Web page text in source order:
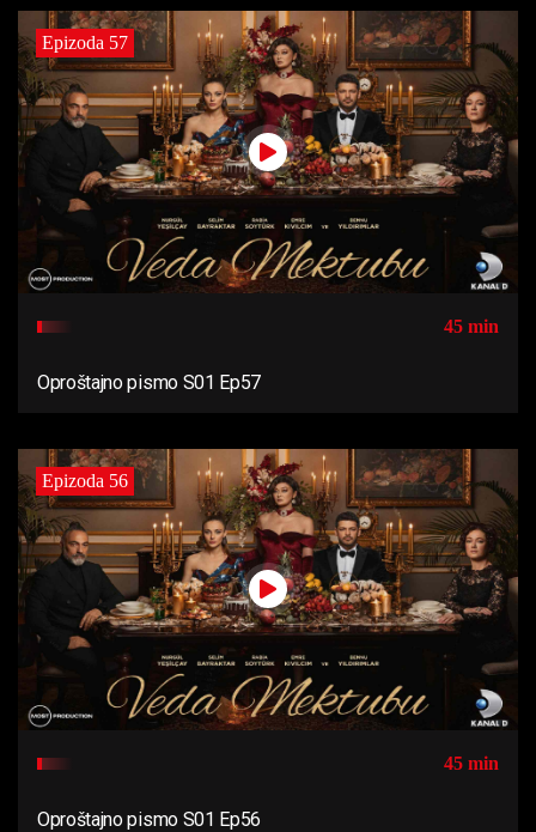
Epizoda 57
45 min
Oproštajno pismo S01 Ep57
Epizoda 56
45 min
Oproštajno pismo S01 Ep56